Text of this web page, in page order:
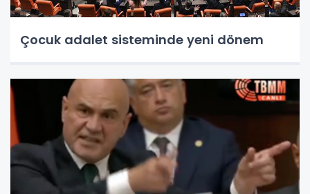
Çocuk adalet sisteminde yeni dönem